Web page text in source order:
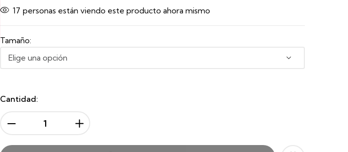
17 personas están viendo este producto ahora mismo
Tamaño:
Cantidad: